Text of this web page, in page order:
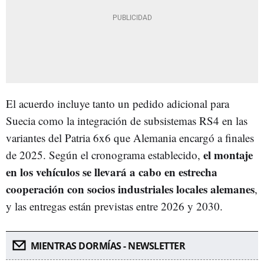
El acuerdo incluye tanto un pedido adicional para
Suecia como la integración de subsistemas RS4 en las
variantes del Patria 6x6 que Alemania encargó a finales
de 2025. Según el cronograma establecido, el montaje
en los vehículos se llevará a cabo en estrecha
cooperación con socios industriales locales alemanes,
y las entregas están previstas entre 2026 y 2030.
MIENTRAS DORMÍAS - NEWSLETTER